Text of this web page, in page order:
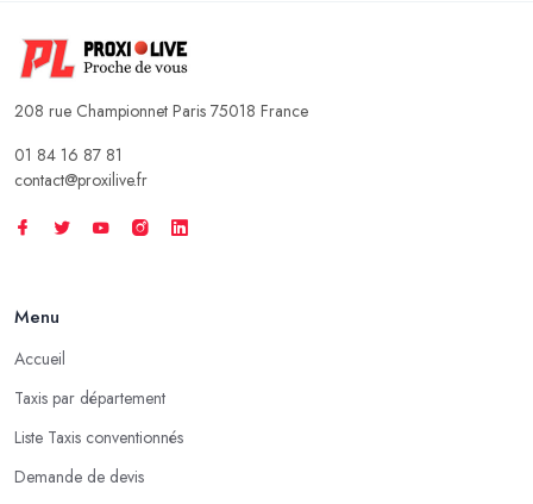
208 rue Championnet Paris 75018 France
01 84 16 87 81
contact@proxilive.fr
Menu
Accueil
Taxis par département
Liste Taxis conventionnés
Demande de devis